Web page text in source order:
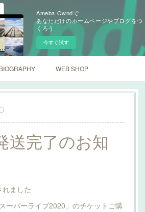
Ameba Owndで
あなただけのホームページやブログをつ
くろう
今すぐ試す
BIOGRAPHY WEB SHOP
送完了のお知
ました
ーパーライブ2020」のチケットご購